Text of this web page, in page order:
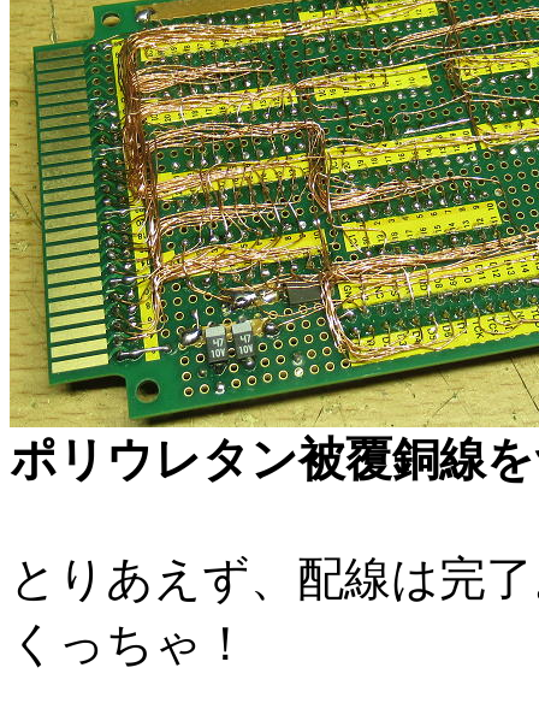
ポリウレタン被覆銅線
とりあえず、配線は完
くっちゃ！